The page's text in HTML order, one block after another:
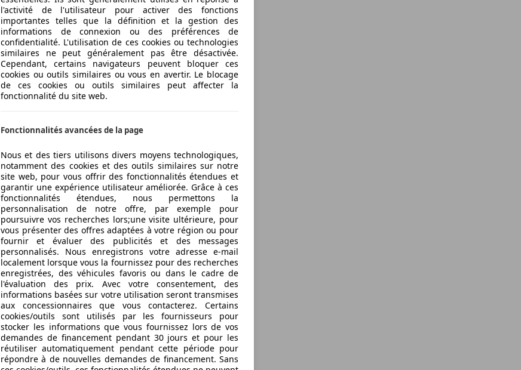
l'activité de l'utilisateur pour activer des fonctions
importantes telles que la définition et la gestion des
informations de connexion ou des préférences de
confidentialité. L'utilisation de ces cookies ou technologies
similaires ne peut généralement pas être désactivée.
Cependant, certains navigateurs peuvent bloquer ces
cookies ou outils similaires ou vous en avertir. Le blocage
de ces cookies ou outils similaires peut affecter la
fonctionnalité du site web.
Fonctionnalités avancées de la page
Nous et des tiers utilisons divers moyens technologiques,
notamment des cookies et des outils similaires sur notre
site web, pour vous offrir des fonctionnalités étendues et
garantir une expérience utilisateur améliorée. Grâce à ces
fonctionnalités étendues, nous permettons la
personnalisation de notre offre, par exemple pour
poursuivre vos recherches lors;une visite ultérieure, pour
vous présenter des offres adaptées à votre région ou pour
fournir et évaluer des publicités et des messages
personnalisés. Nous enregistrons votre adresse e-mail
localement lorsque vous la fournissez pour des recherches
enregistrées, des véhicules favoris ou dans le cadre de
l'évaluation des prix. Avec votre consentement, des
informations basées sur votre utilisation seront transmises
aux concessionnaires que vous contacterez. Certains
cookies/outils sont utilisés par les fournisseurs pour
stocker les informations que vous fournissez lors de vos
demandes de financement pendant 30 jours et pour les
réutiliser automatiquement pendant cette période pour
répondre à de nouvelles demandes de financement. Sans